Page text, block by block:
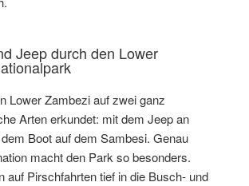
Jeep durch den Lower
Lower Zambezi auf zwei ganz
Arten erkundet: mit dem Jeep an
Boot auf dem Sambesi. Genau
macht den Park so besonders.
auf Pirschfahrten tief in die Busch- und